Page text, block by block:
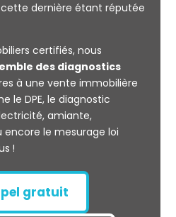
cette dernière étant réputée
certifiés, nous
des diagnostics
à une vente immobilière
le DPE, le diagnostic
amiante,
le mesurage loi
!
gratuit